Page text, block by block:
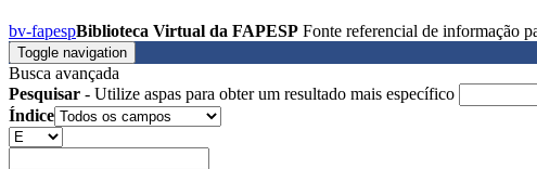
bv-fapespBiblioteca Virtual da FAPESP Fonte referencial de informação
Toggle navigation
Busca avançada
Pesquisar - Utilize aspas para obter um resultado mais específico
Índice